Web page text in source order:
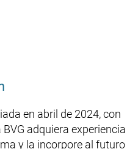
en abril de 2024, con
adquiera experiencia
y la incorpore al futuro